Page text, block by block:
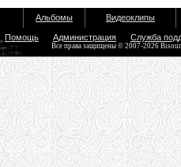
Альбомы Видеоклипы
Помощь Администрация Служба
Все права защищены © 2007-2026